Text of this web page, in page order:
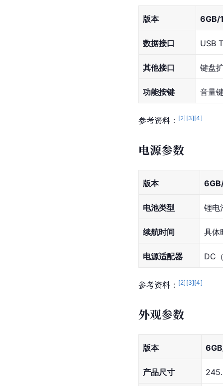
版本 6GB/
数据接口 USB
其他接口 键盘
功能按键 音量
参考资料： [2] [3][4]
电源参数
版本
电池类型 锂电
续航时间 具体
电源适配器 DC
参考资料： [2] [3][4]
外观参数
版本
产品尺寸